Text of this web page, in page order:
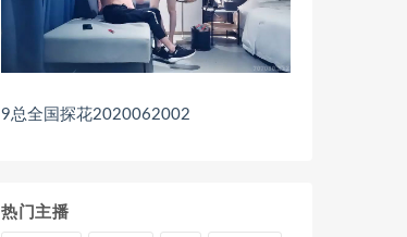
9总全国探花2020062002
热门主播